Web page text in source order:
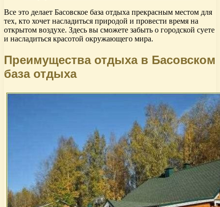
Все это делает Басовское база отдыха прекрасным местом для
тех, кто хочет насладиться природой и провести время на
открытом воздухе. Здесь вы сможете забыть о городской суете
и насладиться красотой окружающего мира.
Преимущества отдыха в Басовском
база отдыха